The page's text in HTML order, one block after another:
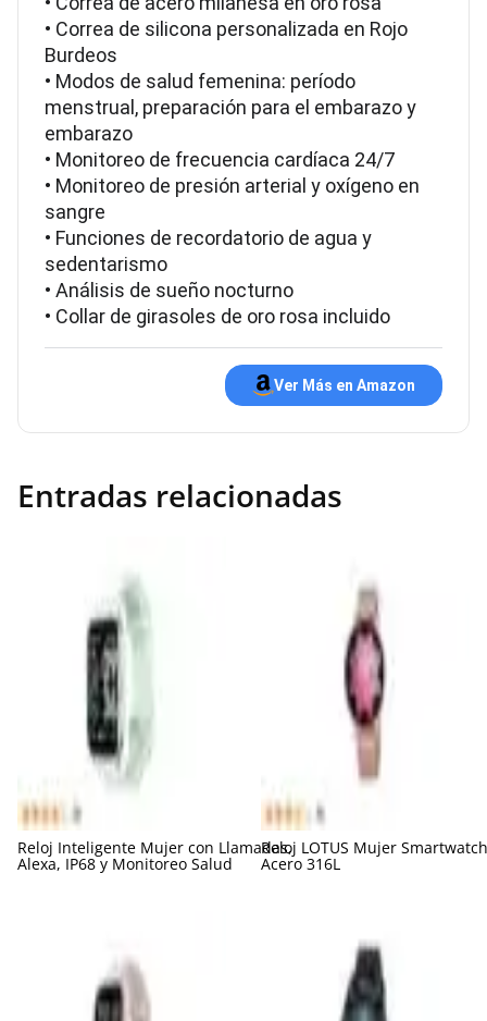
• Correa de silicona personalizada en Rojo
Burdeos
• Modos de salud femenina: período
menstrual, preparación para el embarazo y
embarazo
• Monitoreo de frecuencia cardíaca 24/7
• Monitoreo de presión arterial y oxígeno en
sangre
• Funciones de recordatorio de agua y
sedentarismo
• Análisis de sueño nocturno
• Collar de girasoles de oro rosa incluido
Ver Más en Amazon
Entradas relacionadas
Reloj Inteligente Mujer con Llamadas,
Alexa, IP68 y Monitoreo Salud
Reloj LOTUS Mujer
Acero 316L